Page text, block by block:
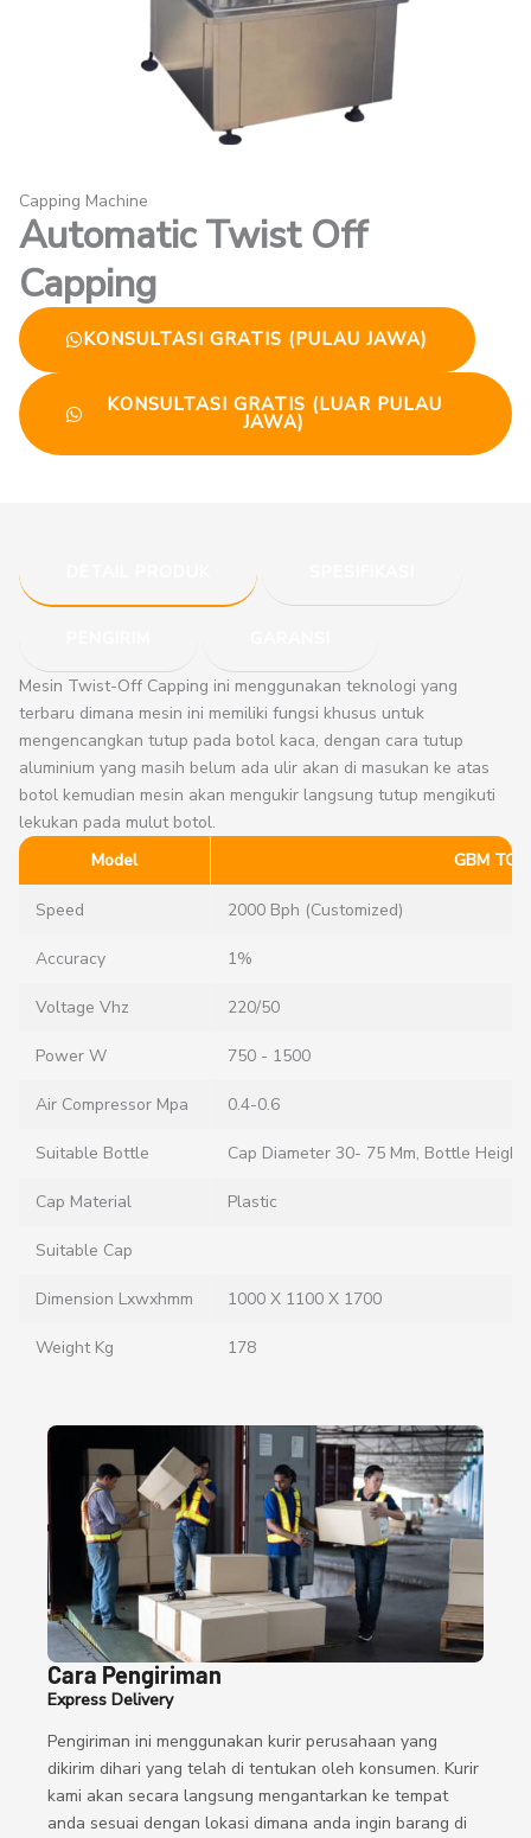
Capping Machine
Automatic Twist Off
Capping
KONSULTASI GRATIS (PULAU JAWA)
KONSULTASI GRATIS (LUAR PULAU
JAWA)
Mesin Twist-Off Capping ini menggunakan teknologi yang
terbaru dimana mesin ini memiliki fungsi khusus untuk
mengencangkan tutup pada botol kaca, dengan cara tutup
aluminium yang masih belum ada ulir akan di masukan ke atas
botol kemudian mesin akan mengukir langsung tutup mengikuti
lekukan pada mulut botol.
Model
GBM
Speed 2000 Bph (Customized)
Accuracy 1%
Voltage Vhz 220/50
Power W 750 - 1500
Air Compressor Mpa 0.4-0.6
Suitable Bottle Cap Diameter 30- 75 Mm, Bottle
Cap Material Plastic
Suitable Cap
Dimension Lxwxhmm 1000 X 1100 X 1700
Weight Kg 178
Cara Pengiriman
Express Delivery
Pengiriman ini menggunakan kurir perusahaan yang
dikirim dihari yang telah di tentukan oleh konsumen. Kurir
kami akan secara langsung mengantarkan ke tempat
anda sesuai dengan lokasi dimana anda ingin barang di